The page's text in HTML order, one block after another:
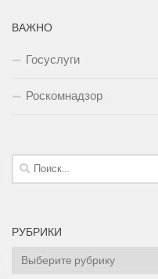
ВАЖНО
Госуслуги
Роскомнадзор
Найти:
РУБРИКИ
Рубрики